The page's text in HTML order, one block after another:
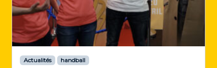
Actualités handball